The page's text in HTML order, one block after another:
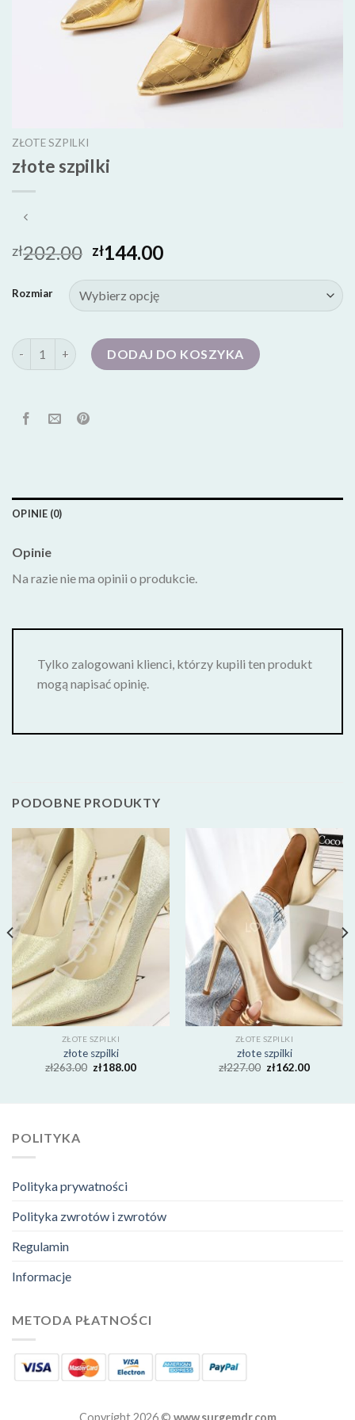
ZŁOTE SZPILKI
złote szpilki
zł202.00 zł144.00
Rozmiar
ilość złote szpilki DODAJ DO KOSZYKA
OPINIE (0)
Opinie
Na razie nie ma opinii o produkcie.
Tylko zalogowani klienci, którzy kupili ten produkt
mogą napisać opinię.
PODOBNE PRODUKTY
ZŁOTE SZPILKI
złote szpilki
zł263.00 zł188.00
ZŁOTE SZPILKI
złote szpilki
zł227.00 zł162.00
POLITYKA
Polityka prywatności
Polityka zwrotów i zwrotów
Regulamin
Informacje
METODA PŁATNOŚCI
Copyright 2026 © www.surgemdr.com